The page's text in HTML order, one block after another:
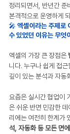
정리되면서, 반년간 준
본격적으로 운영하게
🎤 엑셀이라는 주제로
수 있었던 이유는 무엇
엑셀의 가장 큰 장점은
니다. 누구나 쉽게 접
깊이 있는 분석과 자동
요즘은 실시간 협업이
은 쉬운 반면 민감한
리에는 여전히 한계가
석, 자동화 등 모든 면